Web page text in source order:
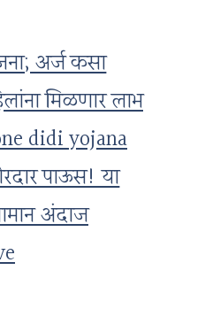
अर्ज कसा
मिळणार लाभ
didi yojana
पाऊस! या
अंदाज